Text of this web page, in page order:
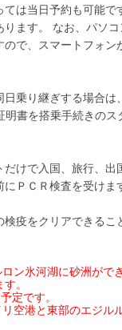
当日予約も可能で
す。 なお、パソコ
、スマートフォン
乗り継ぎする場合
書を搭乗手続きのス
けで入国、旅行、出
ＰＣＲ検査を受け
疫をクリアできる
ン氷河湖に砂洲がで
。
定です。
空港と東部のエジル